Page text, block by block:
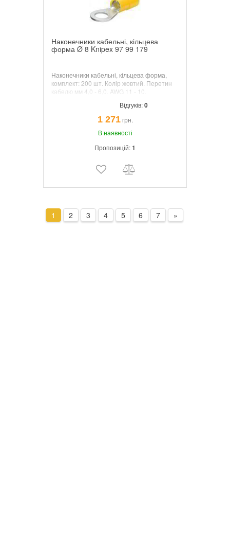
Наконечники кабельні, кільцева
форма Ø 8 Knipex 97 99 179
Наконечники кабельні, кільцева форма,
комплект: 200 шт. Колір жовтий. Перетин
кабелю мм 4,0 - 6,0 AWG 11 - 10.
Відгуків:0
1 271грн.
В наявності
Пропозицій:1
1 2 3 4 5 6 7 »